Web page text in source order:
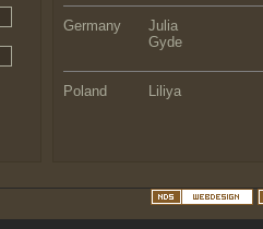
Germany
Julia
Gyde
Poland Liliya